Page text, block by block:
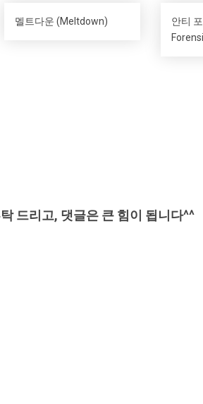
멜트다운 (Meltdown)
안티
드리고, 댓글은 큰 힘이 됩니다^^